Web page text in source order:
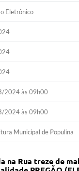
Eletrônico
2024 às 09h00
2024 às 09h00
Municipal de Populina
na Rua treze de